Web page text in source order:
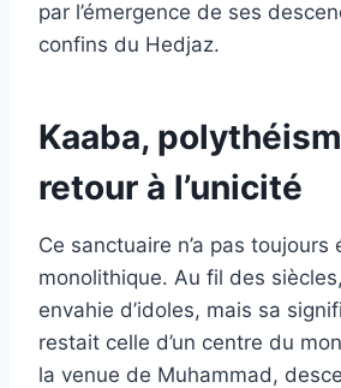
par l’émergence de ses
confins du Hedjaz.
Kaaba,
retour à l’unicité
Ce sanctuaire n’a pas toujours
monolithique. Au fil des
envahie d’idoles, mais sa
restait celle d’un centre du
la venue de Muhammad,